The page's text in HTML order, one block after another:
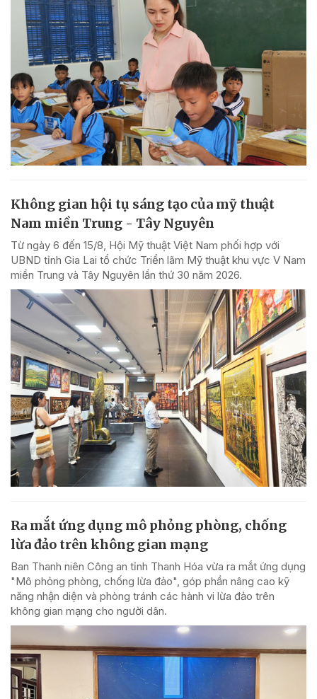
Không gian hội tụ sáng tạo của mỹ thuật
Nam miền Trung - Tây Nguyên
Từ ngày 6 đến 15/8, Hội Mỹ thuật Việt Nam phối hợp với
UBND tỉnh Gia Lai tổ chức Triển lãm Mỹ thuật khu vực V Nam
miền Trung và Tây Nguyên lần thứ 30 năm 2026.
Ra mắt ứng dụng mô phỏng phòng, chống
lừa đảo trên không gian mạng
Ban Thanh niên Công an tỉnh Thanh Hóa vừa ra mắt ứng dụng
"Mô phỏng phòng, chống lừa đảo", góp phần nâng cao kỹ
năng nhận diện và phòng tránh các hành vi lừa đảo trên
không gian mạng cho người dân.